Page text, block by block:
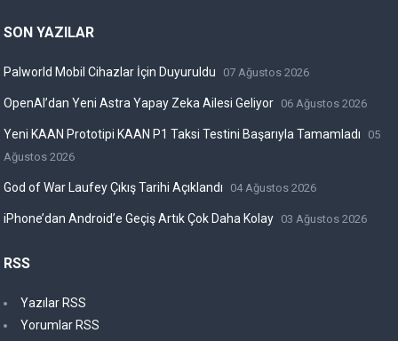
SON YAZILAR
Palworld Mobil Cihazlar İçin Duyuruldu 07 Ağustos 2026
OpenAI’dan Yeni Astra Yapay Zeka Ailesi Geliyor 06 Ağustos 2026
Yeni KAAN Prototipi KAAN P1 Taksi Testini Başarıyla Tamamladı
05
Ağustos 2026
God of War Laufey Çıkış Tarihi Açıklandı 04 Ağustos 2026
iPhone’dan Android’e Geçiş Artık Çok Daha Kolay 03 Ağustos 2026
RSS
Yazılar RSS
Yorumlar RSS